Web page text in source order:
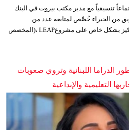
تنسيقياً مع مدير مكتب بيروت في البنك
من الخبراء خُصِّص لمتابعة عدد من
المشاريع قيد التنفيذ، وجرى التركيز بشكل خاص على مشروعLEAP ،(المخصص
اللبنانية وتروي صعوبات
التعليمية والإبداعية